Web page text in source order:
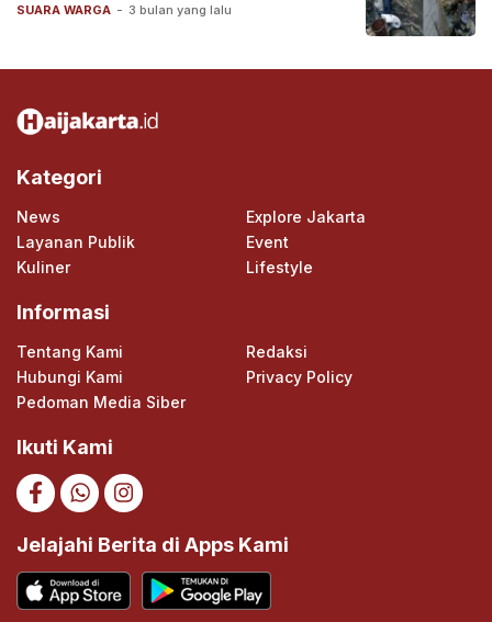
SUARA WARGA - 3 bulan yang lalu
Kategori
News
Explore Jakarta
Layanan Publik
Event
Kuliner
Lifestyle
Informasi
Tentang Kami
Redaksi
Hubungi Kami
Privacy Policy
Pedoman Media Siber
Ikuti Kami
Jelajahi Berita di Apps Kami